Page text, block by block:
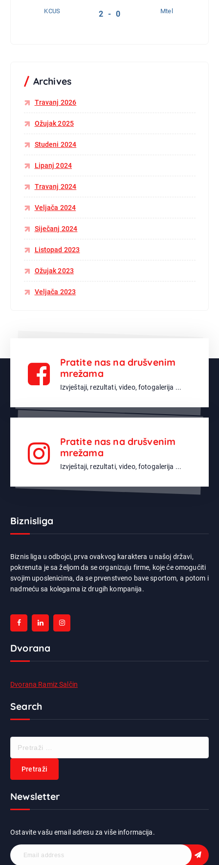
KCUS 2 - 0 Mtel
Archives
Travanj 2026
Ožujak 2025
Studeni 2024
Lipanj 2024
Travanj 2024
Veljača 2024
Siječanj 2024
Listopad 2023
Ožujak 2023
Veljača 2023
Pratite nas na drušvenim
mrežama
Izvještaji, rezultati, video, fotogalerija ...
Pratite nas na drušvenim
mrežama
Izvještaji, rezultati, video, fotogalerija ...
Biznisliga
Biznis liga u odbojci, prva ovakvog karaktera u našoj državi,
pokrenuta je sa željom da se organizuju firme, koje će omogućiti
svojim uposlenicima, da se prvenstveno bave sportom, a potom i
nadmeću sa kolegama iz drugih kompanija.
Dvorana
Dvorana Ramiz Salčin
Search
a
Newsletter
Ostavite vašu email adresu za više informacija.